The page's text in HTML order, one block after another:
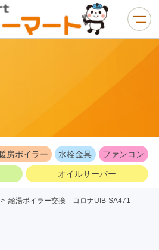
房ボイラー 水栓金具 ファンコン
オイルサーバー
> 給湯ボイラー交換 コロナUIB-SA471